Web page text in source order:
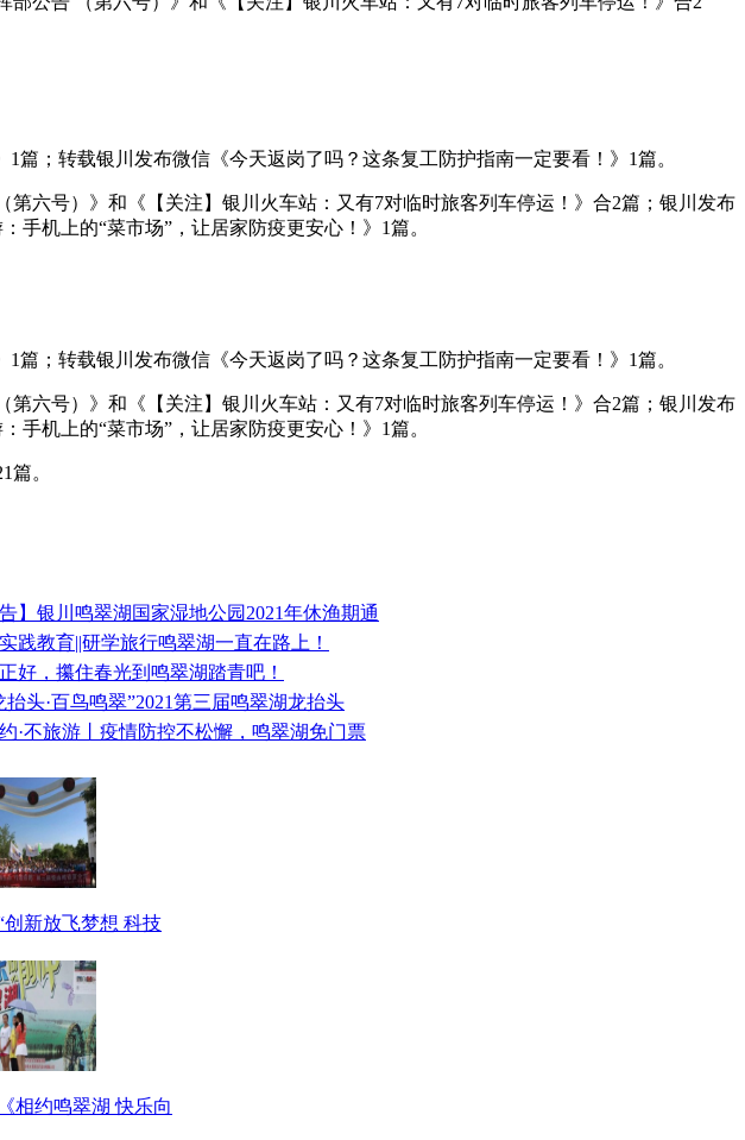
；转载银川发布微信《今天返岗了吗？这条复工防护指南一定要看！》1篇。
六号）》和《【关注】银川火车站：又有7对临时旅客列车停运！》合2篇；银川发布
机上的“菜市场”，让居家防疫更安心！》1篇。
；转载银川发布微信《今天返岗了吗？这条复工防护指南一定要看！》1篇。
六号）》和《【关注】银川火车站：又有7对临时旅客列车停运！》合2篇；银川发布
机上的“菜市场”，让居家防疫更安心！》1篇。
篇。
】银川鸣翠湖国家湿地公园2021年休渔期通
践教育||研学旅行鸣翠湖一直在路上！
好，攥住春光到鸣翠湖踏青吧！
抬头·百鸟鸣翠”2021第三届鸣翠湖龙抬头
·不旅游丨疫情防控不松懈，鸣翠湖免门票
创新放飞梦想 科技
《相约鸣翠湖 快乐向